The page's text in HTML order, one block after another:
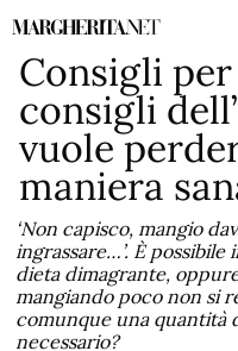
Vai
contenuto
Consigli
consigli
vuole
maniera
‘Non capisco, mangio
ingrassare…’. È
dieta dimagrante,
mangiando poco non si
comunque una quantità
necessario?